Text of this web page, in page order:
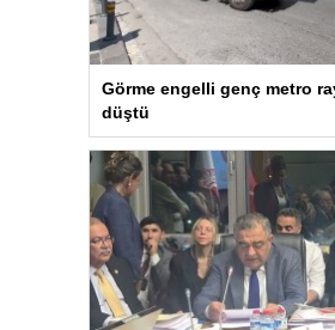
Görme engelli genç metro
düştü